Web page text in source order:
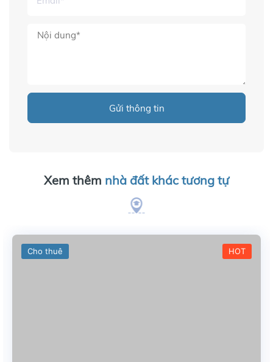
Gửi thông tin
Xem thêm nhà đất khác tương tự
Cho thuê HOT